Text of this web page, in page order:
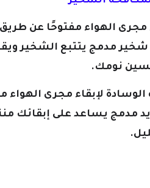
مجرى الهواء مفتوحًا عن
مدمج يتتبع الشخير
نومك.
لإبقاء مجرى الهواء
مدمج يساعد على إبقائك